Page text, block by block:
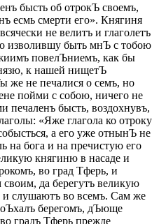
бысть об отрокЪ своемъ,
есмь смерти его». Княгиня
не велитъ и глаголетъ
изволившу быть мнЪ с тобою
повелЪниемъ, как бы
к нашей нищетЪ
же не печалися о семъ, но
пойми с собою, ничего не
печаленъ бысть, воздохнувъ,
«Яже глагола ко отроку
а его уже отнынЪ не
на бога и на пречистую его
княгиню в насаде и
во град Тферь, и
да берегутъ великую
и слушаютъ во всемъ. Сам же
берегомъ, дЪюще
градъ Тферь прежде